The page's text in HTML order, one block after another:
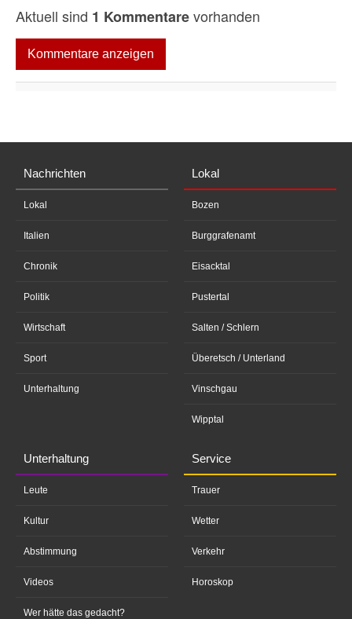
Aktuell sind 1 Kommentarevorhanden
Kommentare anzeigen
Nachrichten
Lokal
Italien
Chronik
Politik
Wirtschaft
Sport
Unterhaltung
Lokal
Bozen
Burggrafenamt
Eisacktal
Pustertal
Salten / Schlern
Überetsch / Unterland
Vinschgau
Wipptal
Unterhaltung
Leute
Kultur
Abstimmung
Videos
Wer hätte das gedacht?
Service
Trauer
Wetter
Verkehr
Horoskop